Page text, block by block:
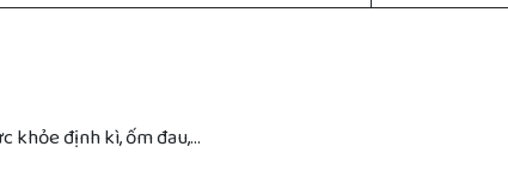
khỏe định kì, ốm đau,…